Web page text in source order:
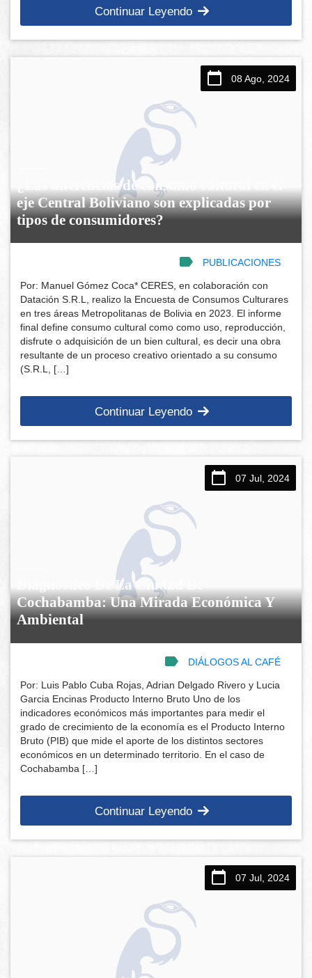
Continuar Leyendo
08 Ago, 2024
¿Las diferencias de consumo cultural en el
eje Central Boliviano son explicadas por
tipos de consumidores?
PUBLICACIONES
Por: Manuel Gómez Coca* CERES, en colaboración con
Datación S.R.L, realizo la Encuesta de Consumos Culturares
en tres áreas Metropolitanas de Bolivia en 2023. El informe
final define consumo cultural como como uso, reproducción,
disfrute o adquisición de un bien cultural, es decir una obra
resultante de un proceso creativo orientado a su consumo
(S.R.L, […]
Continuar Leyendo
07 Jul, 2024
Diagnóstico De La Ciudad De
Cochabamba: Una Mirada Económica Y
Ambiental
DIÁLOGOS AL CAFÉ
Por: Luis Pablo Cuba Rojas, Adrian Delgado Rivero y Lucia
Garcia Encinas Producto Interno Bruto Uno de los
indicadores económicos más importantes para medir el
grado de crecimiento de la economía es el Producto Interno
Bruto (PIB) que mide el aporte de los distintos sectores
económicos en un determinado territorio. En el caso de
Cochabamba […]
Continuar Leyendo
07 Jul, 2024